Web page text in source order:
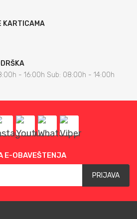
KARTICAMA
- 16:00h Sub: 08:00h - 14:00h
E-OBAVEŠTENJA
PRIJAVA